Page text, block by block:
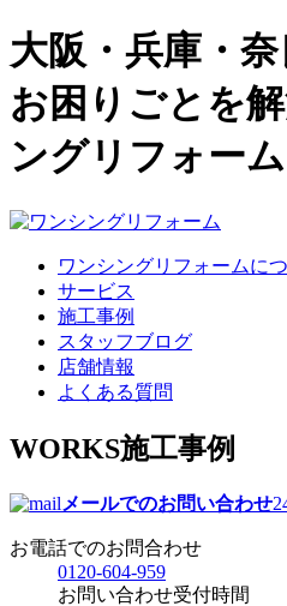
大阪・兵庫・
お困りごとを
ングリフォーム
ワンシングリフォームに
サービス
施工事例
スタッフブログ
店舗情報
よくある質問
WORKS施工事例
メールでのお問い合わせ
お電話でのお問合わせ
0120-604-959
お問い合わせ受付時間